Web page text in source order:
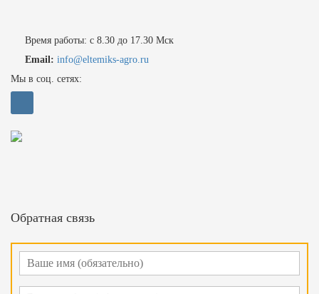
Время работы: с 8.30 до 17.30 Мск
Email: info@eltemiks-agro.ru
Мы в соц. сетях:
Обратная связь